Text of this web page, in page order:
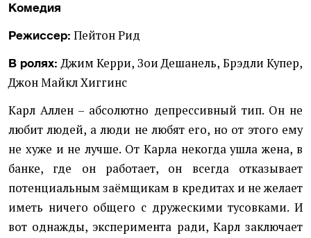
Комедия
Режиссер: Пейтон Рид
В ролях: Джим Керри, Зои Дешанель, Брэдли Купер,
Джон Майкл Хиггинс
Карл Аллен – абсолютно депрессивный тип. Он не
любит людей, а люди не любят его, но от этого ему
не хуже и не лучше. От Карла некогда ушла жена, в
банке, где он работает, он всегда отказывает
потенциальным заёмщикам в кредитах и не желает
иметь ничего общего с дружескими тусовками. И
вот однажды, эксперимента ради, Карл заключает